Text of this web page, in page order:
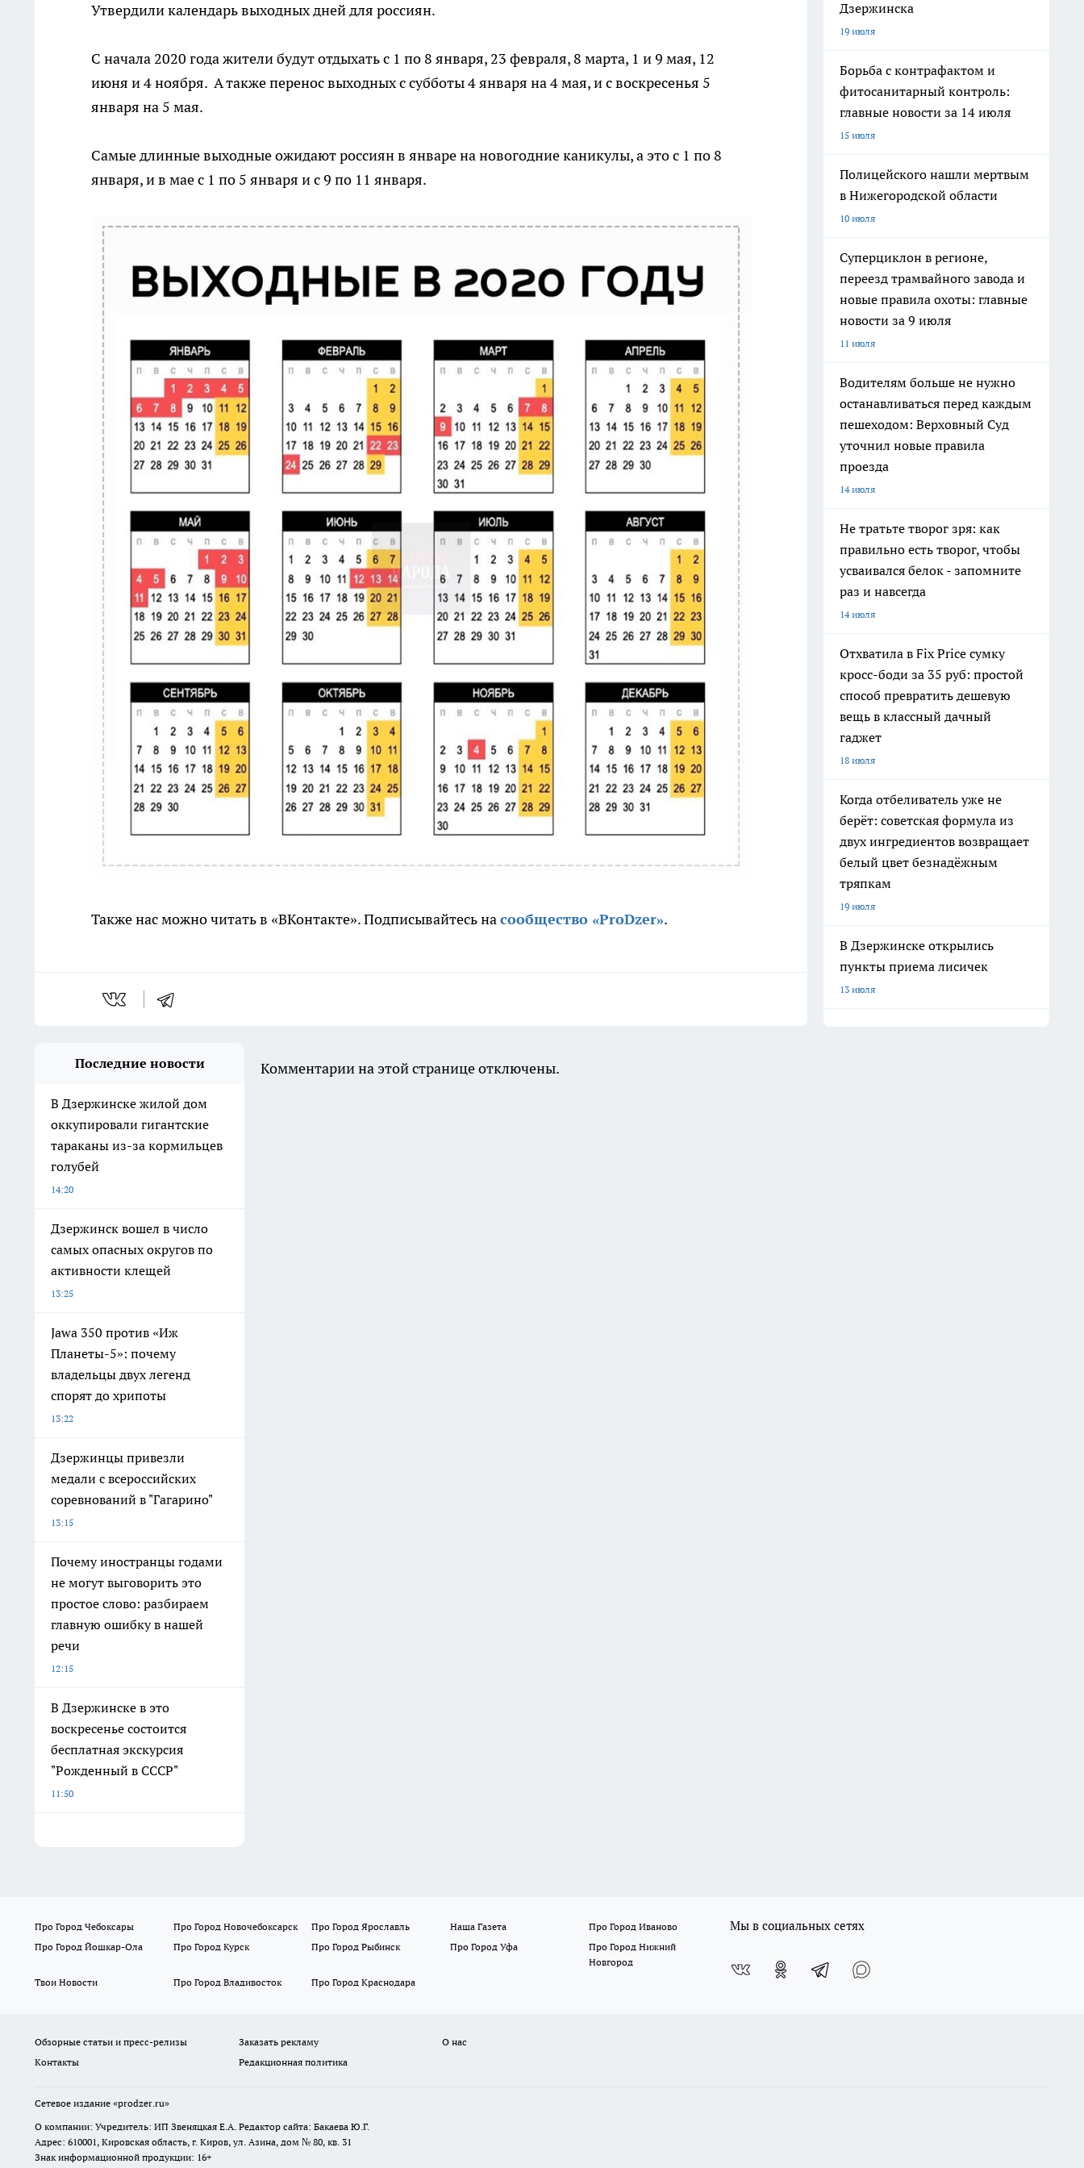
Утвердили календарь выходных дней для россиян.
С начала 2020 года жители будут отдыхать с 1 по 8 января, 23 февраля, 8 марта, 1 и 9 мая, 12
июня и 4 ноября. А также перенос выходных с субботы 4 января на 4 мая, и с воскресенья 5
января на 5 мая.
Самые длинные выходные ожидают россиян в январе на новогодние каникулы, а это с 1 по 8
января, и в мае с 1 по 5 января и с 9 по 11 января.
Также нас можно читать в «ВКонтакте». Подписывайтесь насообщество «ProDzer».
Дзержинска
19 июля
Борьба с контрафактом и
фитосанитарный контроль:
главные новости за 14 июля
15 июля
Полицейского нашли мертвым
в Нижегородской области
10 июля
Суперциклон в регионе,
переезд трамвайного завода и
новые правила охоты: главные
новости за 9 июля
11 июля
Водителям больше не нужно
останавливаться перед каждым
пешеходом: Верховный Суд
уточнил новые правила
проезда
14 июля
Не тратьте творог зря: как
правильно есть творог, чтобы
усваивался белок - запомните
раз и навсегда
14 июля
Отхватила в Fix Price сумку
кросс-боди за 35 руб: простой
способ превратить дешевую
вещь в классный дачный
гаджет
18 июля
Когда отбеливатель уже не
берёт: советская формула из
двух ингредиентов возвращает
белый цвет безнадёжным
тряпкам
19 июля
В Дзержинске открылись
пункты приема лисичек
13 июля
Последние новости
В Дзержинске жилой дом
оккупировали гигантские
тараканы из-за кормильцев
голубей
14:20
Дзержинск вошел в число
самых опасных округов по
активности клещей
13:25
Jawa 350 против «Иж
Планеты-5»: почему
владельцы двух легенд
спорят до хрипоты
13:22
Дзержинцы привезли
медали с всероссийских
соревнований в "Гагарино"
13:15
Почему иностранцы годами
не могут выговорить это
простое слово: разбираем
главную ошибку в нашей
речи
12:15
В Дзержинске в это
воскресенье состоится
бесплатная экскурсия
"Рожденный в СССР"
11:50
Комментарии на этой странице отключены.
Про Город Чебоксары Про Город Новочебоксарск Про Город Ярославль Наша Газета
Про Город Иваново
Про Город Йошкар-Ола
Про Город Курск Про Город Рыбинск Про Город Уфа
Про Город Нижний
Новгород
Твои Новости
Про Город Владивосток Про Город Краснодара
Мы в социальных сетях
Обзорные статьи и пресс-релизы Заказать рекламу
О нас
Контакты
Редакционная политика
Сетевое издание «prodzer.ru»
О компании: Учредитель: ИП Звеняцкая Е.А. Редактор сайта: Бакаева Ю.Г.
Адрес: 610001, Кировская область, г. Киров, ул. Азина, дом № 80, кв. 31
Знак информационной продукции: 16+